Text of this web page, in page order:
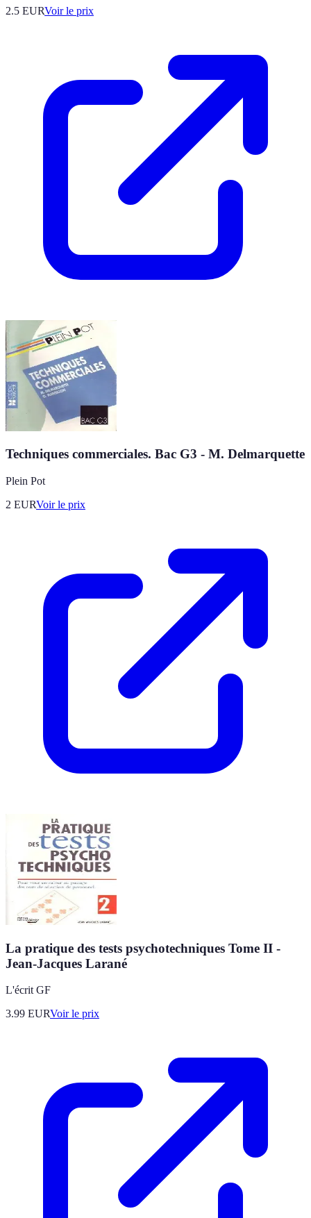
2.5 EURVoir le prix
Techniques commerciales. Bac G3 - M. Delmarquette
Plein Pot
2 EURVoir le prix
La pratique des tests psychotechniques Tome II -
Jean-Jacques Larané
L'écrit GF
3.99 EURVoir le prix